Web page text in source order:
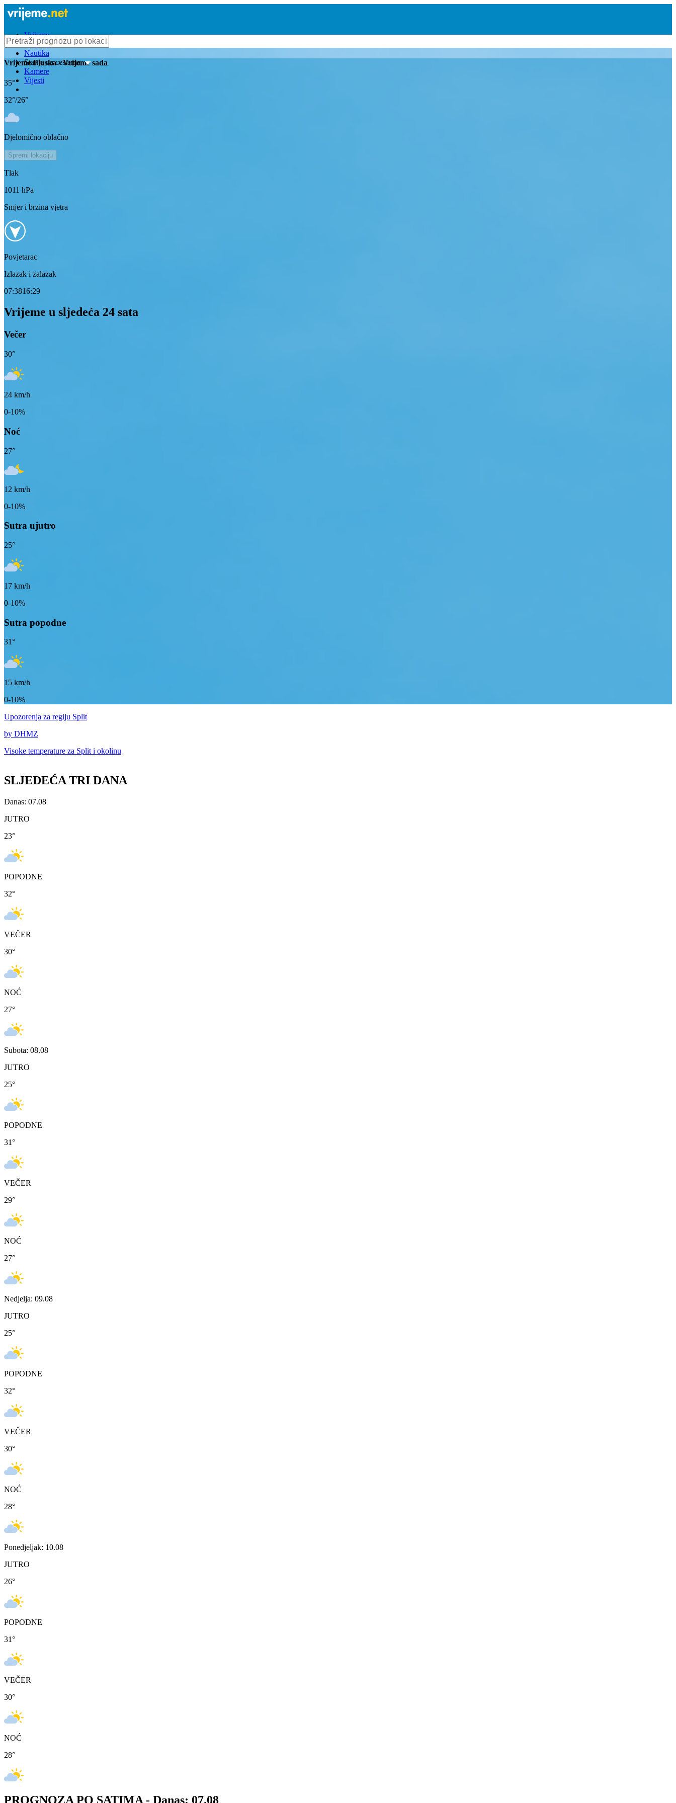
Vrijeme
Bioprognoza
Nautika
Stanje na cestama
Kamere
Vijesti
VrijemePluska- Vrijeme sada
35°
32°/26°
Djelomično oblačno
Spremi lokaciju
Tlak
1011 hPa
Smjer i brzina vjetra
Povjetarac
Izlazak i zalazak
07:3816:29
Vrijeme u sljedeća 24 sata
Večer
30°
24 km/h
0-10%
Noć
27°
12 km/h
0-10%
Sutra ujutro
25°
17 km/h
0-10%
Sutra popodne
31°
15 km/h
0-10%
Upozorenja za regiju Split
by DHMZ
Visoke temperature za Split i okolinu
SLJEDEĆA TRI DANA
Danas: 07.08
JUTRO
23°
POPODNE
32°
VEČER
30°
NOĆ
27°
Subota: 08.08
JUTRO
25°
POPODNE
31°
VEČER
29°
NOĆ
27°
Nedjelja: 09.08
JUTRO
25°
POPODNE
32°
VEČER
30°
NOĆ
28°
Ponedjeljak: 10.08
JUTRO
26°
POPODNE
31°
VEČER
30°
NOĆ
28°
PROGNOZA PO SATIMA - Danas: 07.08